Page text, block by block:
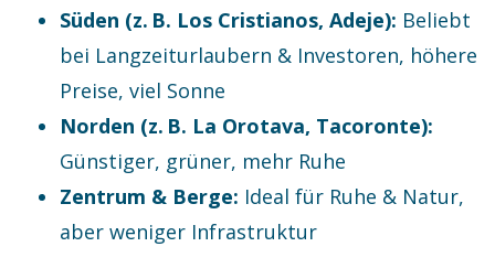
Süden (z. B. Los Cristianos, Adeje): Beliebt
bei Langzeiturlaubern & Investoren, höhere
Preise, viel Sonne
Norden (z. B. La Orotava, Tacoronte):
Günstiger, grüner, mehr Ruhe
Zentrum & Berge: Ideal für Ruhe & Natur,
aber weniger Infrastruktur